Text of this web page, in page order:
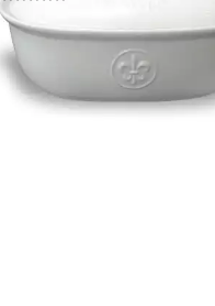
45,00 €
lieferbar - in 3-4 Werktagen bei dir